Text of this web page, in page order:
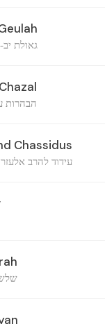
גאולת
הבהרות
Chassidus
עידוד להרב